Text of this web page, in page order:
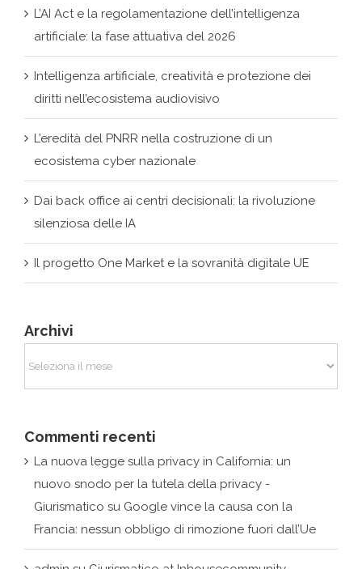
Intelligenza artificiale, creatività e protezione dei
diritti nell’ecosistema audiovisivo
L’eredità del PNRR nella costruzione di un
ecosistema cyber nazionale
Dai back office ai centri decisionali: la rivoluzione
silenziosa delle IA
Il progetto One Market e la sovranità digitale UE
Archivi
Archivi
Commenti recenti
GiurismaticosuGoogle vince la causa con la
Francia: nessun obbligo di rimozione fuori dall’Ue
adminsuGiurismatico at Inhousecommunity
Awards Switzerland 2019
admin su Avvio fase II della Piattaforma nazionale